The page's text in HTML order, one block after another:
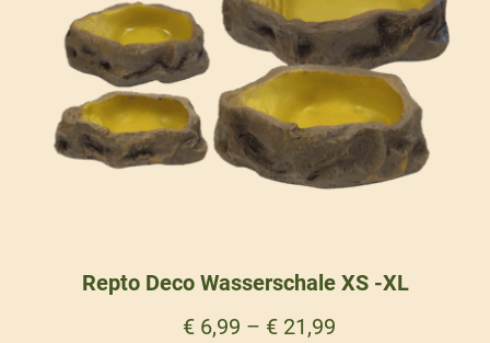
Repto Deco Wasserschale XS -XL
€6,99 – €21,99